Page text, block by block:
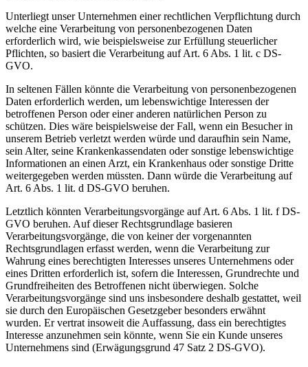
Unterliegt unser Unternehmen einer rechtlichen Verpflichtung durch
welche eine Verarbeitung von personenbezogenen Daten
erforderlich wird, wie beispielsweise zur Erfüllung steuerlicher
Pflichten, so basiert die Verarbeitung auf Art. 6 Abs. 1 lit. c DS-
GVO.
In seltenen Fällen könnte die Verarbeitung von personenbezogenen
Daten erforderlich werden, um lebenswichtige Interessen der
betroffenen Person oder einer anderen natürlichen Person zu
schützen. Dies wäre beispielsweise der Fall, wenn ein Besucher in
unserem Betrieb verletzt werden würde und daraufhin sein Name,
sein Alter, seine Krankenkassendaten oder sonstige lebenswichtige
Informationen an einen Arzt, ein Krankenhaus oder sonstige Dritte
weitergegeben werden müssten. Dann würde die Verarbeitung auf
Art. 6 Abs. 1 lit. d DS-GVO beruhen.
Letztlich könnten Verarbeitungsvorgänge auf Art. 6 Abs. 1 lit. f DS-
GVO beruhen. Auf dieser Rechtsgrundlage basieren
Verarbeitungsvorgänge, die von keiner der vorgenannten
Rechtsgrundlagen erfasst werden, wenn die Verarbeitung zur
Wahrung eines berechtigten Interesses unseres Unternehmens oder
eines Dritten erforderlich ist, sofern die Interessen, Grundrechte und
Grundfreiheiten des Betroffenen nicht überwiegen. Solche
Verarbeitungsvorgänge sind uns insbesondere deshalb gestattet, weil
sie durch den Europäischen Gesetzgeber besonders erwähnt
wurden. Er vertrat insoweit die Auffassung, dass ein berechtigtes
Interesse anzunehmen sein könnte, wenn Sie ein Kunde unseres
Unternehmens sind (Erwägungsgrund 47 Satz 2 DS-GVO).